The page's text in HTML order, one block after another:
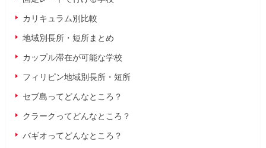
カリキュラム別比較
地域別長所・短所まとめ
カップル滞在が可能な学校
フィリピン地域別長所・短所
セブ島ってどんなところ？
クラークってどんなところ？
バギオってどんなところ？